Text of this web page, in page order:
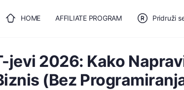
HOME AFFILIATE PROGRAM Pridruži
ULOGUJTE SE 🎯 BESPLATAN PLAN
jevi 2026: Kako
(Bez